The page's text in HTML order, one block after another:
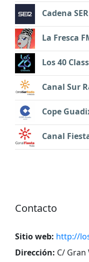
Cadena SER
La Fresca
Los 40
Canal Sur
Cope
Canal
Contacto
Sitio web: http://
Dirección: C/ Gran